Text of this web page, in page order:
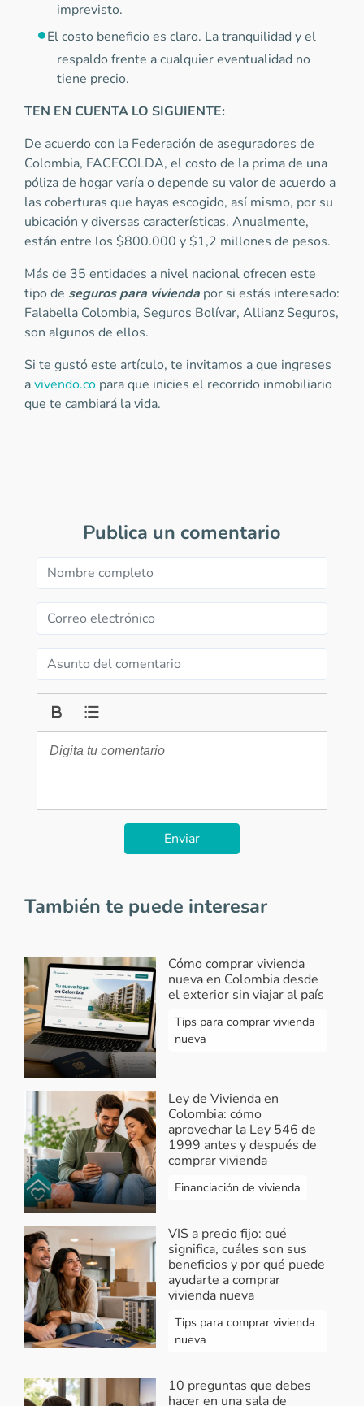
imprevisto.
El costo beneficio es claro. La tranquilidad y el
respaldo frente a cualquier eventualidad no
tiene precio.
TEN EN CUENTA LO SIGUIENTE:
De acuerdo con la Federación de aseguradores de
Colombia, FACECOLDA, el costo de la prima de una
póliza de hogar varía o depende su valor de acuerdo a
las coberturas que hayas escogido, así mismo, por su
ubicación y diversas características. Anualmente,
están entre los $800.000 y $1,2 millones de pesos.
Más de 35 entidades a nivel nacional ofrecen este
tipo de seguros para vivienda por si estás interesado:
Falabella Colombia, Seguros Bolívar, Allianz Seguros,
son algunos de ellos.
Si te gustó este artículo, te invitamos a que ingreses
avivendo.co para que inicies el recorrido inmobiliario
que te cambiará la vida.
Publica un comentario
Enviar
También te puede interesar
Cómo comprar vivienda
nueva en Colombia desde
el exterior sin viajar al país
Tips para comprar vivienda
nueva
Ley de Vivienda en
Colombia: cómo
aprovechar la Ley 546 de
1999 antes y después de
comprar vivienda
Financiación de vivienda
VIS a precio fijo: qué
significa, cuáles son sus
beneficios y por qué puede
ayudarte a comprar
vivienda nueva
Tips para comprar vivienda
nueva
10 preguntas que debes
hacer en una sala de